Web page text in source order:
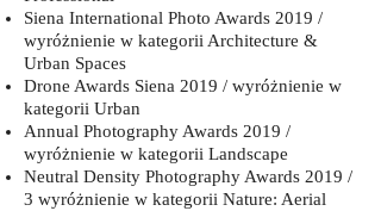
Siena International Photo Awards 2019 /
wyróżnienie w kategorii Architecture &
Urban Spaces
Drone Awards Siena 2019 / wyróżnienie w
kategorii Urban
Annual Photography Awards 2019 /
wyróżnienie w kategorii Landscape
Neutral Density Photography Awards 2019 /
3 wyróżnienie w kategorii Nature: Aerial